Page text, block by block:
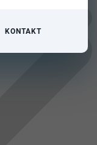
KONTAKT